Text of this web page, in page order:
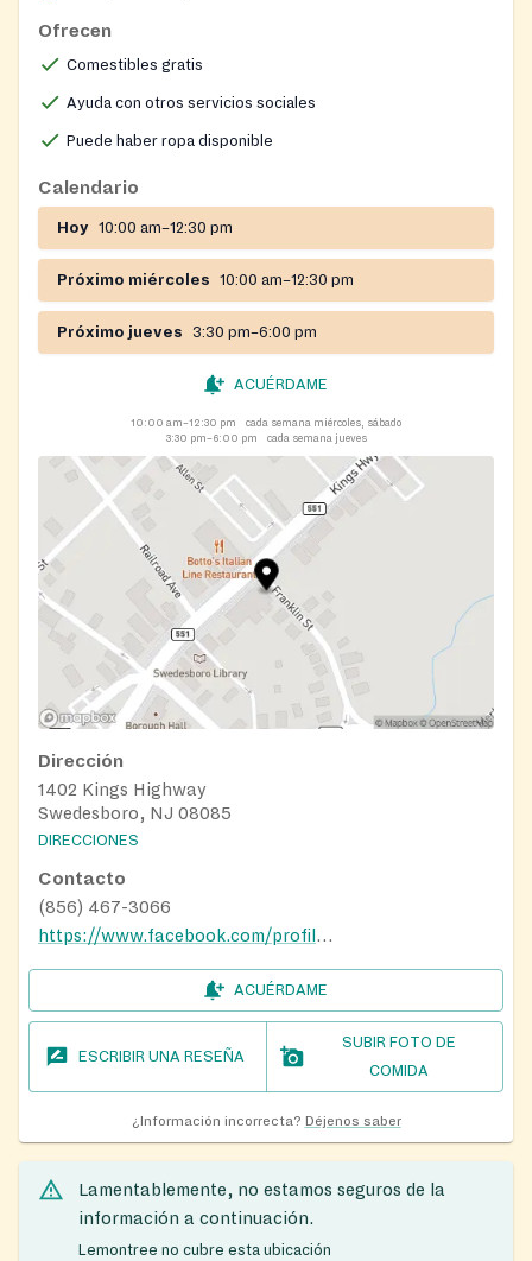
Ofrecen
Comestibles gratis
Ayuda con otros servicios sociales
Puede haber ropa disponible
Calendario
Hoy 10:00 am–12:30 pm
Próximo miércoles 10:00 am–12:30 pm
Próximo jueves 3:30 pm–6:00 pm
ACUÉRDAME
10:00 am–12:30 pm
cada semana miércoles, sábado
3:30 pm–6:00 pm
cada semana jueves
Dirección
1402 Kings Highway
Swedesboro, NJ 08085
DIRECCIONES
Contacto
(856) 467-3066
https://www.facebook.com/profile.php?id=100039073638226
ACUÉRDAME
ESCRIBIR UNA RESEÑA
SUBIR FOTO DE
COMIDA
¿Información incorrecta? Déjenos saber
Lamentablemente, no estamos seguros de la
información a continuación.
Lemontree no cubre esta ubicación